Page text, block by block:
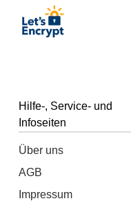
Hilfe-, Service- und
Infoseiten
Über uns
AGB
Impressum